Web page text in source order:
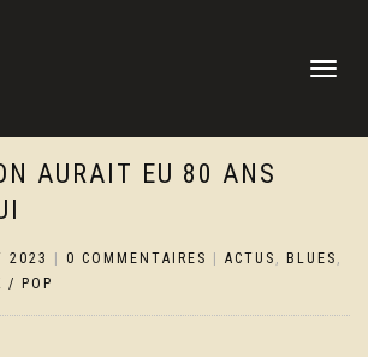
DÉPLIER
AURAIT EU 80 ANS
2023 0 COMMENTAIRES ACTUS , BLUES ,
/ POP